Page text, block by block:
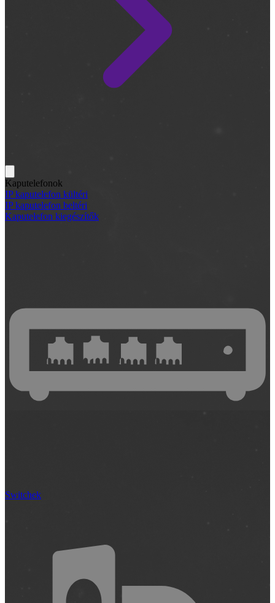
Kaputelefonok
IP kaputelefon kültéri
IP kaputelefon beltéri
Kaputelefon kiegészítők
Switchek